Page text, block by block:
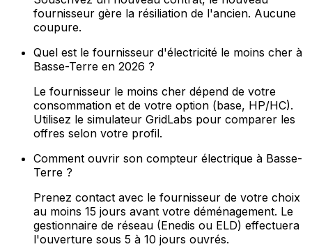
fournisseur gère la résiliation de l'ancien. Aucune
coupure.
Quel est le fournisseur d'électricité le moins cher à
Basse-Terre en 2026 ?
Le fournisseur le moins cher dépend de votre
consommation et de votre option (base, HP/HC).
Utilisez le simulateur GridLabs pour comparer les
offres selon votre profil.
Comment ouvrir son compteur électrique à Basse-
Terre ?
Prenez contact avec le fournisseur de votre choix
au moins 15 jours avant votre déménagement. Le
gestionnaire de réseau (Enedis ou ELD) effectuera
l'ouverture sous 5 à 10 jours ouvrés.